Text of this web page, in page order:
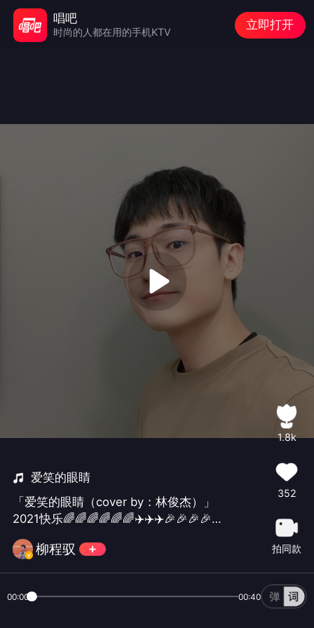
爱笑的眼睛
「爱笑的眼睛（cover by：林俊杰）」
2021快乐🌈🌈🌈🌈🌈🌈✈️✈️✈️🎉🎉🎉🎉🎉
🎉🚀🚀🚀🚀🚀🚀#你好2021#
柳程驭
1.8k
352
拍同款
00:00 00:40
唱吧
时尚的人都在用的手机KTV
立即打开